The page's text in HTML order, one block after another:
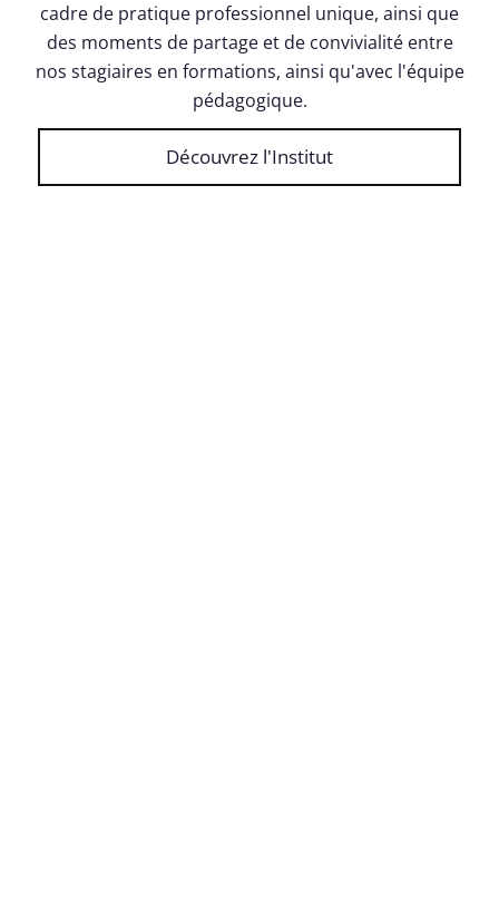
cadre de pratique professionnel unique, ainsi que
des moments de partage et de convivialité entre
nos stagiaires en formations, ainsi qu'avec l'équipe
pédagogique.
Découvrez l'Institut